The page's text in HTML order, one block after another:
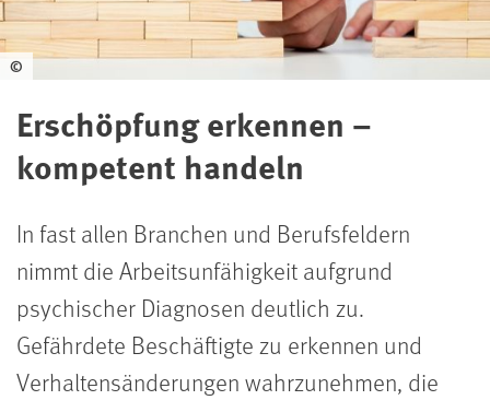
©
Erschöpfung erkennen –
kompetent handeln
In fast allen Branchen und Berufsfeldern
nimmt die Arbeitsunfähigkeit aufgrund
psychischer Diagnosen deutlich zu.
Gefährdete Beschäftigte zu erkennen und
Verhaltensänderungen wahrzunehmen, die